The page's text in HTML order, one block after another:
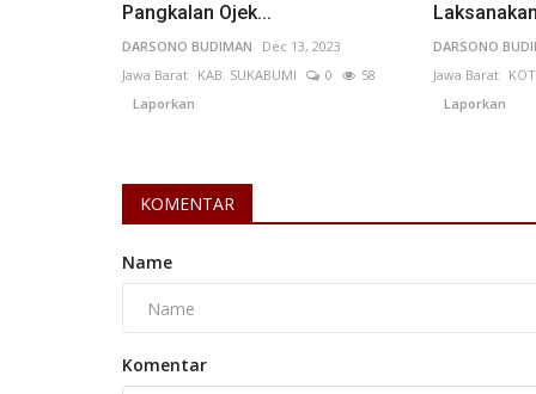
Pangkalan Ojek...
DARSONO BUDIMAN
Dec 13, 2023
Jawa Barat KAB. SUKABUMI 0
58
Laporkan
DARSONO
Jawa Barat
Laporkan
KOMENTAR
Name
Komentar
Kontribusi Gen-Z Dalam
INDRA W N
Laporkan